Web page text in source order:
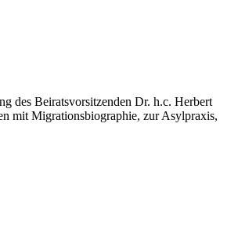
des Beiratsvorsitzenden Dr. h.c. Herbert
mit Migrationsbiographie, zur Asylpraxis,